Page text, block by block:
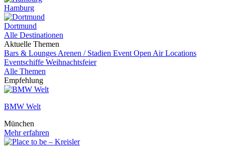
Hamburg
Dortmund
Alle Destinationen
Aktuelle Themen
Bars & Lounges Arenen / Stadien Event Open Air Locations
Eventschiffe Weihnachtsfeier
Alle Themen
Empfehlung
BMW Welt
München
Mehr erfahren